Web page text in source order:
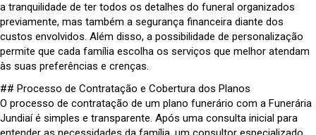
a tranquilidade de ter todos os detalhes do funeral organizados
previamente, mas também a segurança financeira diante dos
custos envolvidos. Além disso, a possibilidade de personalização
permite que cada família escolha os serviços que melhor atendam
às suas preferências e crenças.
## Processo de Contratação e Cobertura dos Planos
O processo de contratação de um plano funerário com a Funerária
Jundiaí é simples e transparente. Após uma consulta inicial para